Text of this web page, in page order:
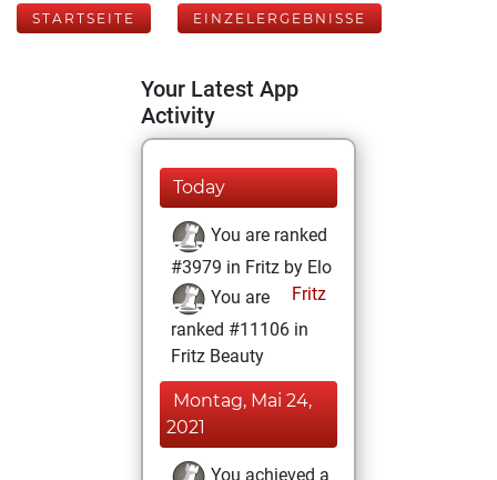
STARTSEITE EINZELERGEBNISSE
Your Latest App
Activity
Today
You are ranked
#3979 in Fritz by Elo
Fritz
You are
ranked #11106 in
Fritz Beauty
Montag, Mai 24,
2021
You achieved a